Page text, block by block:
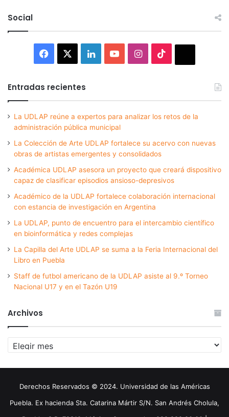
Social
Facebook LinkedInYouTubeInstagram
Entradas recientes
La UDLAP reúne a expertos para analizar los retos de la
administración pública municipal
La Colección de Arte UDLAP fortalece su acervo con nuevas
obras de artistas emergentes y consolidados
Académica UDLAP asesora un proyecto que creará dispositivo
capaz de clasificar episodios ansioso-depresivos
Académico de la UDLAP fortalece colaboración internacional
con estancia de investigación en Argentina
La UDLAP, punto de encuentro para el intercambio científico
en bioinformática y redes complejas
La Capilla del Arte UDLAP se suma a la Feria Internacional del
Libro en Puebla
Staff de futbol americano de la UDLAP asiste al 9.º Torneo
Nacional U17 y en el Tazón U19
Archivos
Archivos
Derechos Reservados © 2024. Universidad de las Américas
Puebla. Ex hacienda Sta. Catarina Mártir S/N. San Andrés Cholula,